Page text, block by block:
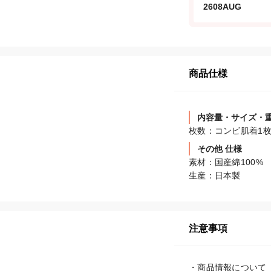
2608AUG
商品仕様
内容量・サイズ・
その他 仕様
素材：国産綿100%
注意事項
・商品情報について